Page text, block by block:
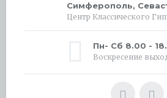
Симферополь,
Центр Классического
Пн- Сб 8.00 -
Воскресение